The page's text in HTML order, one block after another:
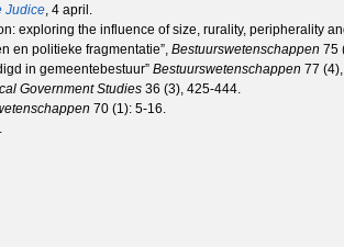
Judice, 4 april.
exploring the influence of size, rurality, peripherality
en politieke fragmentatie”, Bestuurswetenschappen 75
in gemeentebestuur” Bestuurswetenschappen 77
Government Studies 36 (3), 425-444.
70 (1): 5-16.
.